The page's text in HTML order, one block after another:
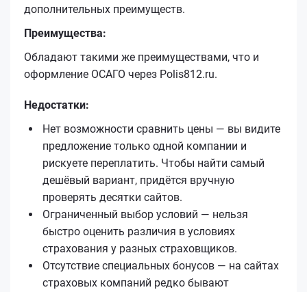
дополнительных преимуществ.
Преимущества:
Обладают такими же преимуществами, что и
оформление ОСАГО через Polis812.ru.
Недостатки:
Нет возможности сравнить цены — вы видите
предложение только одной компании и
рискуете переплатить. Чтобы найти самый
дешёвый вариант, придётся вручную
проверять десятки сайтов.
Ограниченный выбор условий — нельзя
быстро оценить различия в условиях
страхования у разных страховщиков.
Отсутствие специальных бонусов — на сайтах
страховых компаний редко бывают